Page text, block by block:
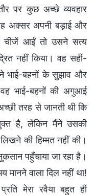
पर कुछ अच्छे व्यवहार
अक्सर अपनी बड़ाई और
चीजें आईं तो उसने सत्य
नहीं किया। वह सही-
भाई-बहनों के सुझाव और
भाई-बहनों की अगुआई
तरह से जानती थी कि
है, लेकिन मैंने उसकी
की हिम्मत नहीं की।
पहुँचाया जा रहा है।
मानने वाला दिल नहीं था!
मेरा रवैया बहुत ही